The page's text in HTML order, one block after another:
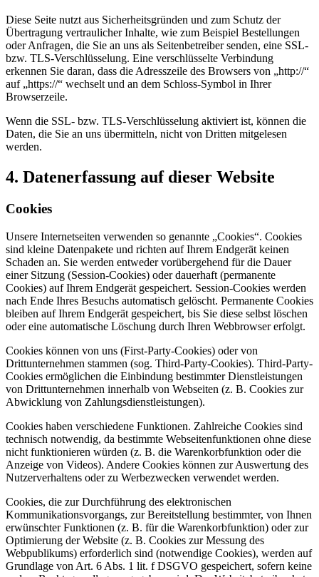
Diese Seite nutzt aus Sicherheitsgründen und zum Schutz der
Übertragung vertraulicher Inhalte, wie zum Beispiel Bestellungen
oder Anfragen, die Sie an uns als Seitenbetreiber senden, eine SSL-
bzw. TLS-Verschlüsselung. Eine verschlüsselte Verbindung
erkennen Sie daran, dass die Adresszeile des Browsers von „http://“
auf „https://“ wechselt und an dem Schloss-Symbol in Ihrer
Browserzeile.
Wenn die SSL- bzw. TLS-Verschlüsselung aktiviert ist, können die
Daten, die Sie an uns übermitteln, nicht von Dritten mitgelesen
werden.
4. Datenerfassung auf dieser Website
Cookies
Unsere Internetseiten verwenden so genannte „Cookies“. Cookies
sind kleine Datenpakete und richten auf Ihrem Endgerät keinen
Schaden an. Sie werden entweder vorübergehend für die Dauer
einer Sitzung (Session-Cookies) oder dauerhaft (permanente
Cookies) auf Ihrem Endgerät gespeichert. Session-Cookies werden
nach Ende Ihres Besuchs automatisch gelöscht. Permanente Cookies
bleiben auf Ihrem Endgerät gespeichert, bis Sie diese selbst löschen
oder eine automatische Löschung durch Ihren Webbrowser erfolgt.
Cookies können von uns (First-Party-Cookies) oder von
Drittunternehmen stammen (sog. Third-Party-Cookies). Third-Party-
Cookies ermöglichen die Einbindung bestimmter Dienstleistungen
von Drittunternehmen innerhalb von Webseiten (z. B. Cookies zur
Abwicklung von Zahlungsdienstleistungen).
Cookies haben verschiedene Funktionen. Zahlreiche Cookies sind
technisch notwendig, da bestimmte Webseitenfunktionen ohne diese
nicht funktionieren würden (z. B. die Warenkorbfunktion oder die
Anzeige von Videos). Andere Cookies können zur Auswertung des
Nutzerverhaltens oder zu Werbezwecken verwendet werden.
Cookies, die zur Durchführung des elektronischen
Kommunikationsvorgangs, zur Bereitstellung bestimmter, von Ihnen
erwünschter Funktionen (z. B. für die Warenkorbfunktion) oder zur
Optimierung der Website (z. B. Cookies zur Messung des
Webpublikums) erforderlich sind (notwendige Cookies), werden auf
Grundlage von Art. 6 Abs. 1 lit. f DSGVO gespeichert, sofern keine